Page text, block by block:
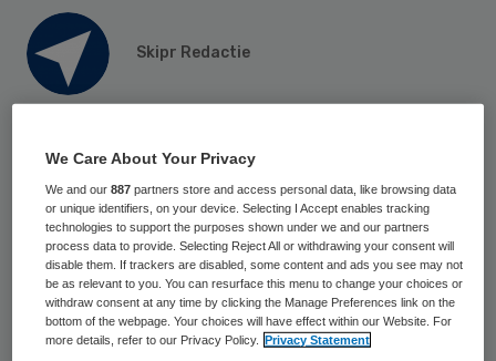
Skipr Redactie
De Duitse investeringsmaatschappij Cidron
Narew wil de keten van oogklinieken
Eyescan Groep overnemen. De bedrijven
hebben met het oog hierop op 15 oktober
toestemming gevraagd aan de Autoriteit
We Care About Your Privacy
We and our887 partners store and access personal data, like browsing data
or unique identifiers, on your device. Selecting I Accept enables tracking
technologies to support the purposes shown under we and our partners
process data to provide. Selecting Reject All or withdrawing your consent will
disable them. If trackers are disabled, some content and ads you see may not
be as relevant to you. You can resurface this menu to change your choices or
withdraw consent at any time by clicking the Manage Preferences link on the
bottom of the webpage. Your choices will have effect within our Website. For
more details, refer to our Privacy Policy.
Privacy Statement